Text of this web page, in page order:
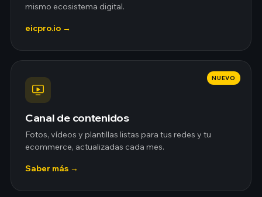
mismo ecosistema digital.
eicpro.io →
NUEVO
Canal de contenidos
Fotos, vídeos y plantillas listas para tus redes y tu
ecommerce, actualizadas cada mes.
Saber más →